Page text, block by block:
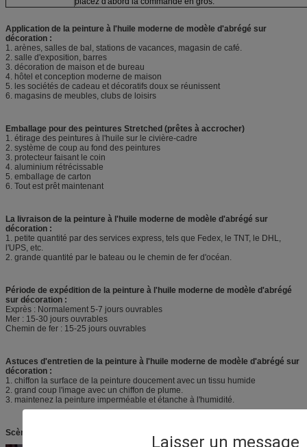
Laisser un message
Application de la peinture à l'huile moderne de modèle d'abrégé sur
décoration :
1. arènes, salles de bal, stations de vacances, magasin de café.
2. salle d'exposition, barres
3. décoration de maison et de bureau
4. hôtel et conception moderne de maison
5. les sociétés de cadeau et décoratifs doux se réunissent
6. magasins de meubles, clubs de loisirs
Emballage pour des peintures Stretched (prêtes à accrocher)
1. étirage des peintures à l'huile sur le civière-cadre
2. système de coup au fond des peintures
3. protecteur faisant le coin
4. aluminium rétrécissable
5. emballage de carton
6. Tout est prêt maintenant
La livraison de la peinture à l'huile moderne de modèle d'abrégé sur
décoration :
1. petite quantité par des services express, tels que Fedex, le TNT, le DHL,
l'UPS, etc.
2. grande quantité par le bateau ou le chemin de fer d'océan.
Période de expédition de la peinture à l'huile moderne de modèle d'abrégé
sur décoration :
Exprès : Normalement 5-7 jours ouvrables
Mer : 15-30 jours ouvrables
Chemin de fer : 15-25 jours ouvrables
Astuces d'entretien de la peinture à l'huile moderne de modèle d'abrégé sur
décoration :
1. chiffon la surface de la peinture doucement avec un tissu humide
2. grand coup l'image avec un chiffon de plume.
3. maintenez la peinture imperméable et étanche à l'humidité.
Scènes de la peinture à l'huile moderne de modèle d'abrégé sur décoration :